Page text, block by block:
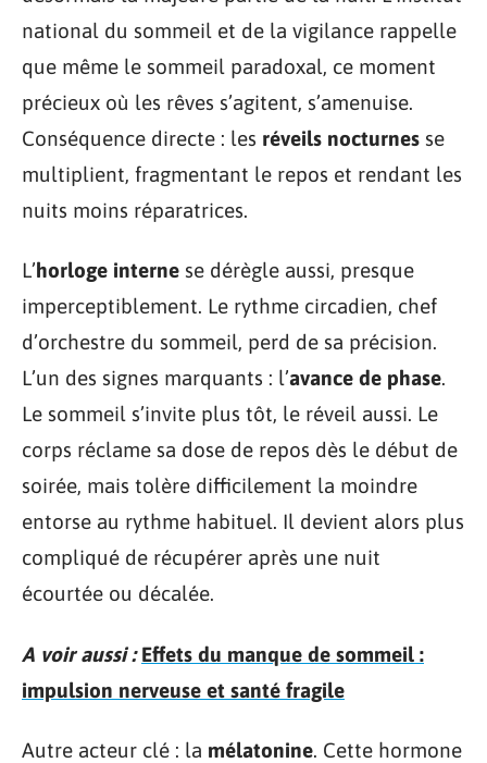
national du sommeil et de la vigilance rappelle
que même le sommeil paradoxal, ce moment
précieux où les rêves s’agitent, s’amenuise.
Conséquence directe : les réveils nocturnes se
multiplient, fragmentant le repos et rendant les
nuits moins réparatrices.
L’horloge interne se dérègle aussi, presque
imperceptiblement. Le rythme circadien, chef
d’orchestre du sommeil, perd de sa précision.
L’un des signes marquants : l’avance de phase.
Le sommeil s’invite plus tôt, le réveil aussi. Le
corps réclame sa dose de repos dès le début de
soirée, mais tolère difficilement la moindre
entorse au rythme habituel. Il devient alors plus
compliqué de récupérer après une nuit
écourtée ou décalée.
A voir aussi : Effets du manque de sommeil :
impulsion nerveuse et santé fragile
Autre acteur clé : la mélatonine. Cette hormone